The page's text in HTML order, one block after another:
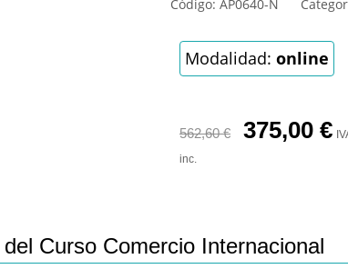
Código: AP0640-N
Modalidad: online
562,60€ 375,00 €
inc.
Curso Comercio Internacional